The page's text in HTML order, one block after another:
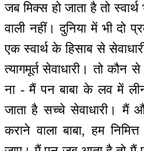
जब मिक्स हो जाता है तो स्वार्थ
वाली नहीं। दुनिया में भी दो
एक स्वार्थ के हिसाब से
त्यागमूर्त सेवाधारी। तो कौन
ना - मैं पन बाबा के लव में
जाता है सच्चे सेवाधारी। मैं
कराने वाला बाबा, हम